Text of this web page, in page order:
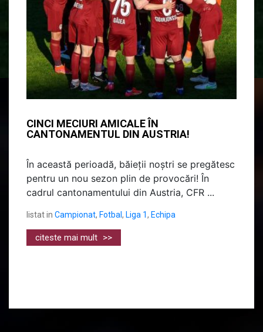
CINCI MECIURI AMICALE ÎN
CANTONAMENTUL DIN AUSTRIA!
În această perioadă, băieții noștri se pregătesc
pentru un nou sezon plin de provocări! În
cadrul cantonamentului din Austria, CFR ...
listat in Campionat, Fotbal , Liga 1, Echipa
citeste mai mult >>